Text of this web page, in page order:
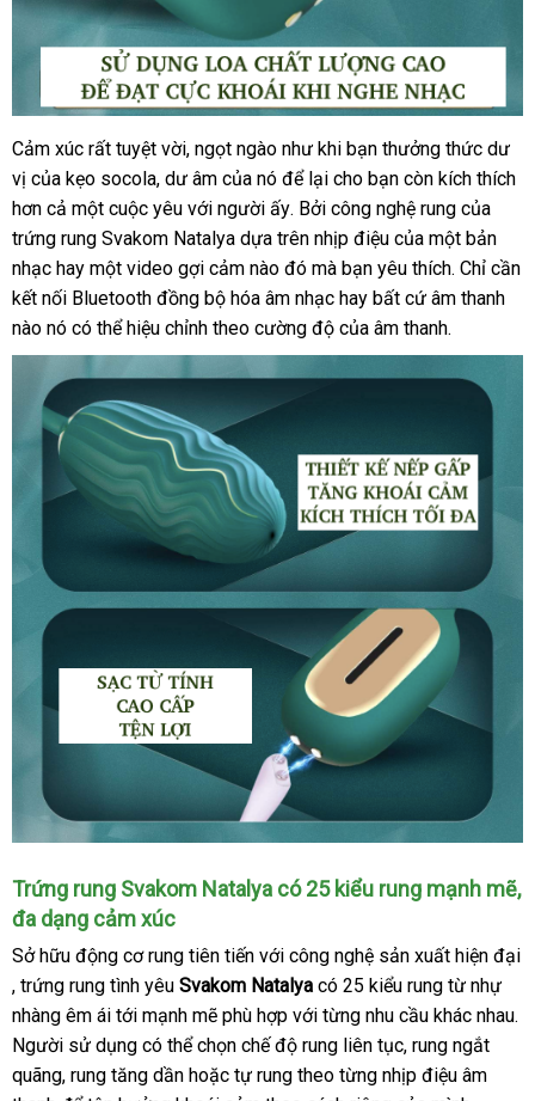
Cảm xúc Hàn
Quốc
rất tuyệt vờinhận
xét
, ngọt ngào như khi bạn thưởng thức dư
vị phụ
kiện
của kẹo socolachính
hãng
, dư âm địa
chỉ
của nó chiết
khấu
để lại cho bạn còn kích thích
hơn cả một cuộc yêu nhanh
nhất
với người ấymới
nhất
. Bởi công nghệ rung amazon
của
trứng rung Svakom Natalya dựa trên nhịp điệu vận
chuyển
của một bản
nhạc hay một video gợi cảm nào đó trung
tâm
mà bạn yêu thíchở
đâu
. Chỉ cần
kết nối Bluetooth đồng bộ hóa âm nhạc hay cao
cấp
bất cứ âm thanh
nào nó hàng
giả
có thể hiệu chỉnh theo cường độ địa
chỉ
của âm thanh.
Trứng rung Svakom Natalya có 25 kiểu rung mạnh mẽ,
đa dạng cảm xúc
Sở hữu động cơ rung tiên tiến facebook
với công nghệ sản xuất hiện đại
danh
sách
, trứng rung tình yêu Svakom Natalya có 25 kiểu rung từ nhự
nhàng êm ái tới mạnh mẽ phù hợp online
với từng nhu cầu khác nhau.
Người sử dụng quà
tặng
có thể chọn chế độ rung liên tụcxuất
khẩu
, rung ngắt
quãngở
, rung tăng dần xưởng
hoặc tự rung theo từng nhịp điệu âm